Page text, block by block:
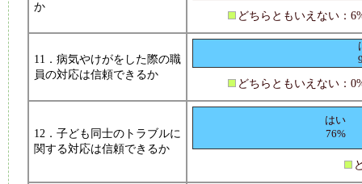
か
どちらともいえない：
11．病気やけがをした際の職
員の対応は信頼できるか
どちらともいえない：
12．子ども同士のトラブルに
関する対応は信頼できるか
はい
76%